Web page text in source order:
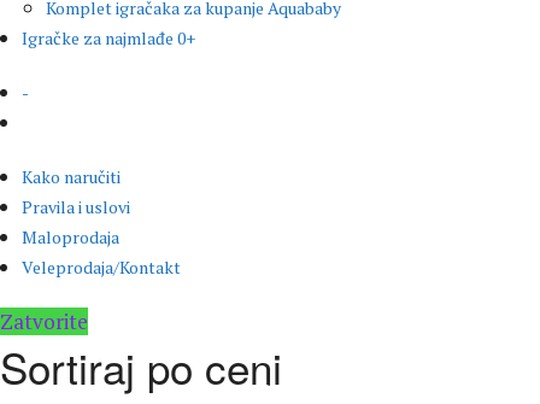
Komplet igračaka za kupanje Aquababy
Igračke za najmlađe 0+
-
Kako naručiti
Pravila i uslovi
Maloprodaja
Veleprodaja/Kontakt
Zatvorite
Sortiraj po ceni